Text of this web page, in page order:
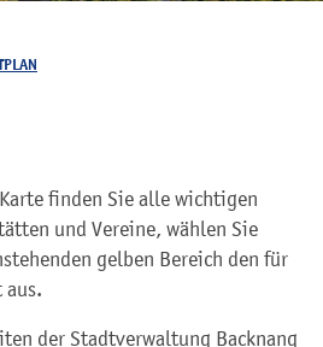
finden Sie alle wichtigen
und Vereine, wählen Sie
gelben Bereich den für
aus.
der Stadtverwaltung Backnang